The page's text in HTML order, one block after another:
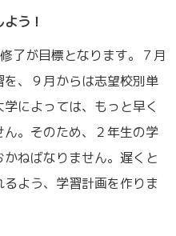
う！
了が目標となります。７月
、９月からは志望校別単
によっては、もっと早く
。そのため、２年生の学
ねばなりません。遅くと
よう、学習計画を作りま